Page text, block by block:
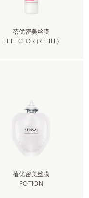
蓓优密美丝膜
EFFECTOR (REFILL)
蓓优密美丝膜
POTION